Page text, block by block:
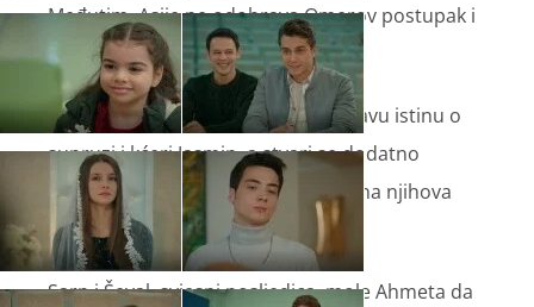
Međutim, Asije ne odobrava Omerov postupak i
natjera ga da je oslobodi.
U međuvremenu i Ahmet otkiva pravu istinu o
supruzi i kćeri Jasmin, a stvari se dodatno
zakompliciraju kada policija stigne na njihova
vrata.
Sarp i Ševal, svjesni posljedica, mole Ahmeta da